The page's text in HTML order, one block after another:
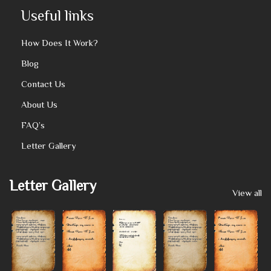
Useful links
How Does It Work?
Blog
Contact Us
About Us
FAQ’s
Letter Gallery
Letter Gallery View all